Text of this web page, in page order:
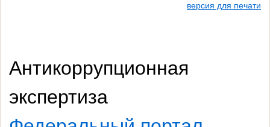
версия для печати
Антикоррупционная
экспертиза